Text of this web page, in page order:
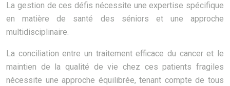
La gestion de ces défis nécessite une expertise spécifique
en matière de santé des séniors et une approche
multidisciplinaire.
La conciliation entre un traitement efficace du cancer et le
maintien de la qualité de vie chez ces patients fragiles
nécessite une approche équilibrée, tenant compte de tous